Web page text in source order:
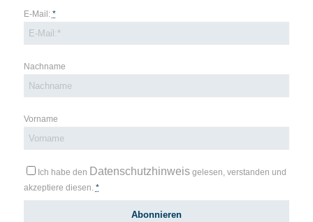
E-Mail: *
Nachname
Vorname
Ich habe den Datenschutzhinweisgelesen, verstanden und
akzeptiere diesen. *